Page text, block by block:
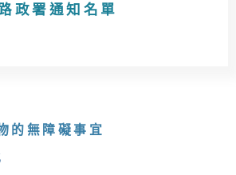
政署通知名單
的無障礙事宜